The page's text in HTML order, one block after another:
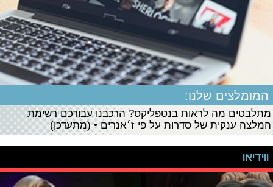
המומלצים שלנו:
מתלבטים מה לראות בנטפליקס? הרכבנו עבורכם רשימת
המלצה ענקית של סדרות על פי ז׳אנרים • (מתעדכן)
ווידיאו